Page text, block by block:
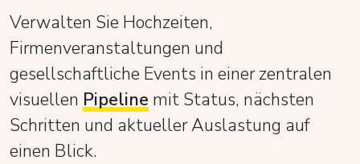
Verwalten Sie Hochzeiten,
Firmenveranstaltungen und
gesellschaftliche Events in einer zentralen
visuellen Pipeline mit Status, nächsten
Schritten und aktueller Auslastung auf
einen Blick.